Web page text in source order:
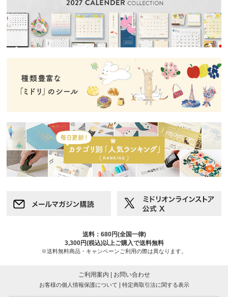
送料：680円(全国一律)
3,300円(税込)以上ご購入で送料無料
※送料無料商品・キャンペーンご利用の際は異なります。
ご利用案内 お問い合わせ
お客様の個人情報保護について 特定商取引法に関する表示